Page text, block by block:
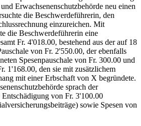
Erwachsenenschutzbehörde neu einen
die Beschwerdeführerin, den
einzureichen. Mit
die Beschwerdeführerin eine
Fr. 4'018.00, bestehend aus der auf 18
von Fr. 2'550.00, der ebenfalls
Spesenpauschale von Fr. 300.00 und
1'168.00, den sie mit zusätzlichem
mit einer Erbschaft von X begründete.
sprach der
von Fr. 3'100.00
sowie Spesen von